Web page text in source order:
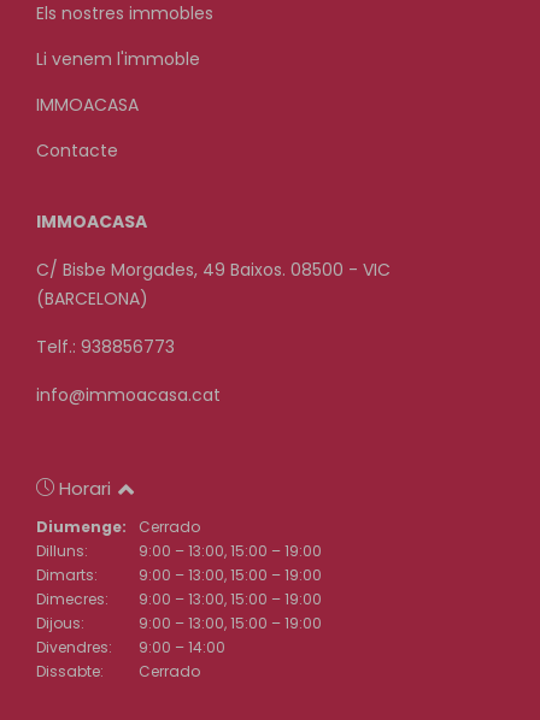
Els nostres immobles
Li venem l'immoble
IMMOACASA
Contacte
IMMOACASA
C/ Bisbe Morgades, 49 Baixos. 08500 - VIC
(BARCELONA)
Telf.: 938856773
info@immoacasa.cat
Horari
Diumenge:
Cerrado
Dilluns:
9:00 – 13:00, 15:00 – 19:00
Dimarts:
9:00 – 13:00, 15:00 – 19:00
Dimecres:
9:00 – 13:00, 15:00 – 19:00
Dijous:
9:00 – 13:00, 15:00 – 19:00
Divendres:
9:00 – 14:00
Dissabte:
Cerrado